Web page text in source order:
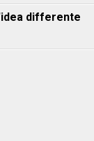
differente